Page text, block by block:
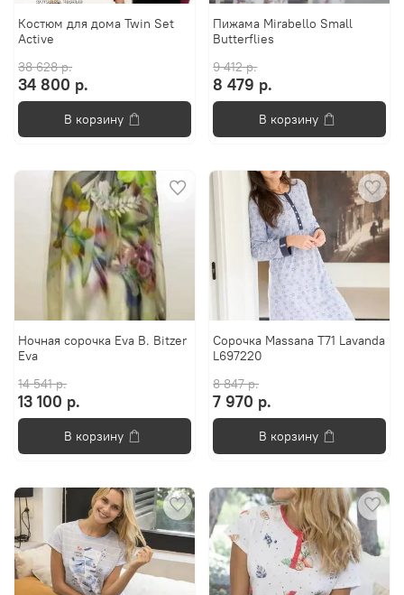
Костюм для дома Twin Set
Active
38 628 р.
34 800 р.
В корзину
Пижама Mirabello Small
Butterflies
9 412 р.
8 479 р.
В корзину
Ночная сорочка Eva B. Bitzer
Eva
14 541 р.
13 100 р.
В корзину
Сорочка Massana T71 Lavanda
L697220
8 847 р.
7 970 р.
В корзину